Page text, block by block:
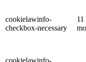
cookielawinfo-
checkbox-necessary
11
cookielawinfo-